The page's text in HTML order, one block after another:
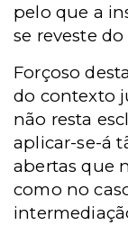
pelo que a
se reveste
Forçoso
do contexto
não resta
aplicar-se-á
abertas que
como no